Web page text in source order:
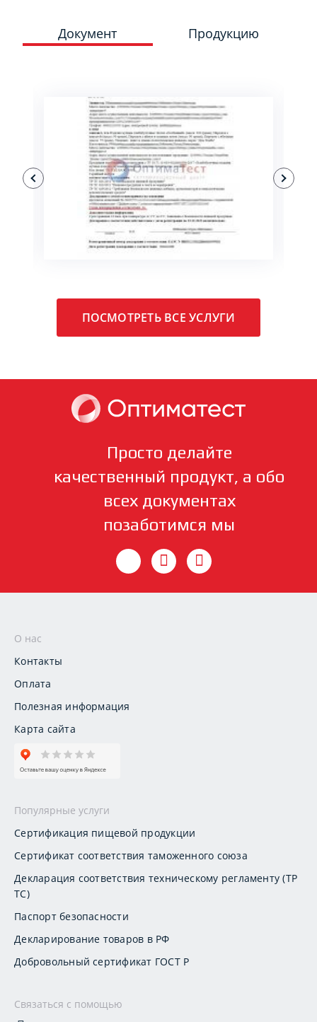
Документ Продукцию
ПОДРОБНЕЕ
ПОСМОТРЕТЬ ВСЕ УСЛУГИ
Просто делайте
качественный продукт, а обо
всех документах
позаботимся мы
О нас
Контакты
Оплата
Полезная информация
Карта сайта
Популярные услуги
Сертификация пищевой продукции
Сертификат соответствия таможенного союза
Декларация соответствия техническому регламенту (ТР
ТС)
Паспорт безопасности
Декларирование товаров в РФ
Добровольный сертификат ГОСТ Р
Связаться с помощью